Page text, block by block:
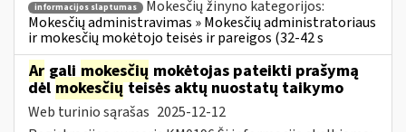
informacijos slaptumas
Mokesčių žinyno kategorijos:
Mokesčių administravimas » Mokesčių administratoriaus
ir mokesčių mokėtojo teisės ir pareigos (32-42 s
Ar gali mokesčių mokėtojas pateikti prašymą
dėl mokesčiųteisės aktų nuostatų taikymo
Web turinio sąrašas 2025-12-12